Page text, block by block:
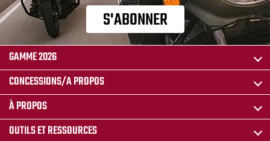
S'ABONNER
GAMME 2026
CONCESSIONS/A PROPOS
À PROPOS
OUTILS ET RESSOURCES